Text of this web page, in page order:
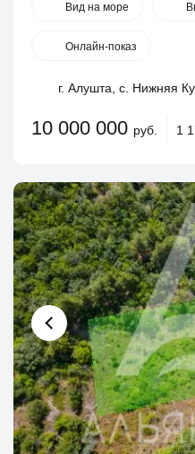
Вид на море
Онлайн-показ
г. Алушта, с. Нижняя
10 000 000 руб. 1